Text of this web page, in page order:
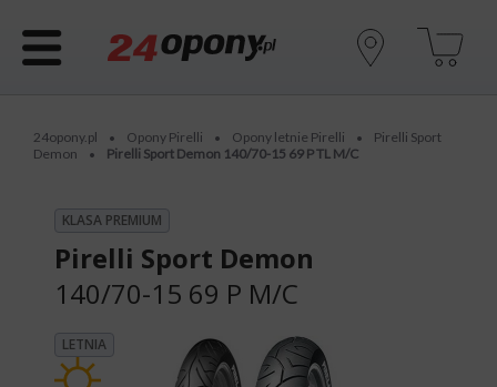
24opony.pl • Opony Pirelli • Opony letnie Pirelli •
Pirelli Sport
Demon
• Pirelli Sport Demon 140/70-15 69 P TL M/C
KLASA PREMIUM
Pirelli Sport Demon
140/70-15 69 P M/C
LETNIA